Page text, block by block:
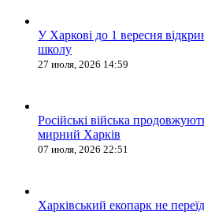
У Харкові до 1 вересня
школу
27 июля, 2026 14:59
Російські війська
мирний Харків
07 июля, 2026 22:51
Харківський екопарк не